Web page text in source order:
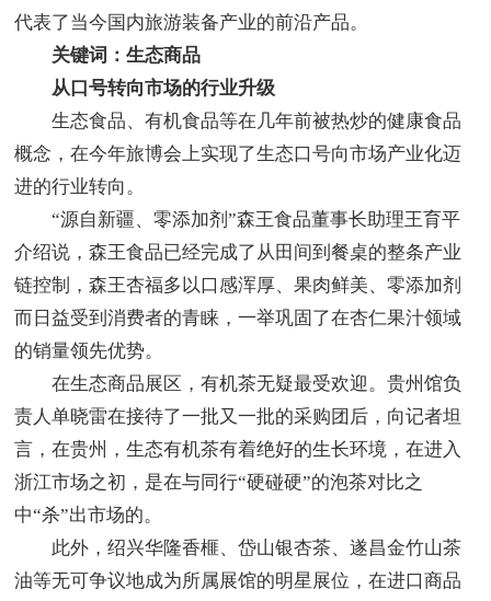
代表了当今国内旅游装备产业的前沿产品。
关键词：生态商品
从口号转向市场的行业升级
生态食品、有机食品等在几年前被热炒的健康食品
概念，在今年旅博会上实现了生态口号向市场产业化迈
进的行业转向。
“源自新疆、零添加剂”森王食品董事长助理王育平
介绍说，森王食品已经完成了从田间到餐桌的整条产业
链控制，森王杏福多以口感浑厚、果肉鲜美、零添加剂
而日益受到消费者的青睐，一举巩固了在杏仁果汁领域
的销量领先优势。
在生态商品展区，有机茶无疑最受欢迎。贵州馆负
责人单晓雷在接待了一批又一批的采购团后，向记者坦
言，在贵州，生态有机茶有着绝好的生长环境，在进入
浙江市场之初，是在与同行“硬碰硬”的泡茶对比之
中“杀”出市场的。
此外，绍兴华隆香榧、岱山银杏茶、遂昌金竹山茶
油等无可争议地成为所属展馆的明星展位，在进口商品